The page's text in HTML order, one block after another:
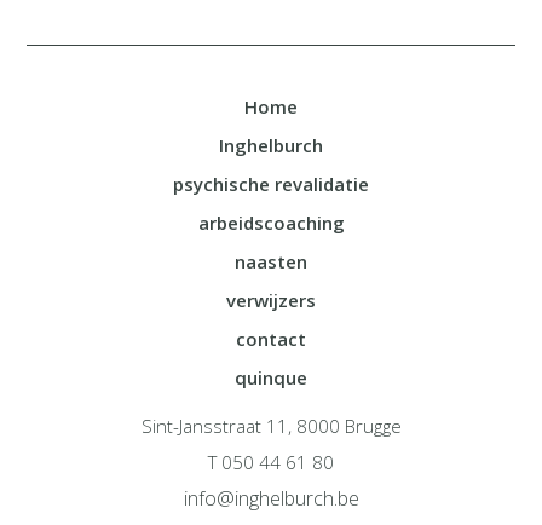
Home
Inghelburch
psychische revalidatie
arbeidscoaching
naasten
verwijzers
contact
quinque
Sint-Jansstraat 11, 8000 Brugge
T 050 44 61 80
info@inghelburch.be